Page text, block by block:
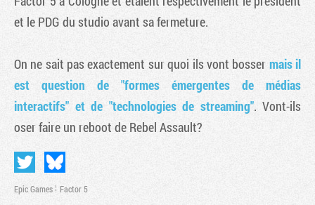
et le PDG du studio avant sa fermeture.
On ne sait pas exactement sur quoi ils vont bosser mais il
est question de "formes émergentes de médias
interactifs" et de "technologies de streaming". Vont-ils
oser faire un reboot de Rebel Assault?
Epic Games Factor 5